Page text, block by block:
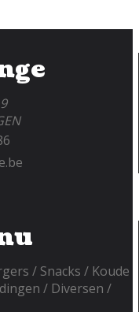
Snacks
Koude
Diversen